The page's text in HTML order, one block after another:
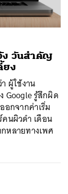
ง วันสำคัญ
ยง
ผู้ใช้งาน
Google รู้สึกผิด
อกจากค่าเริ่ม
นผิวดำ เดือน
หลายทางเพศ